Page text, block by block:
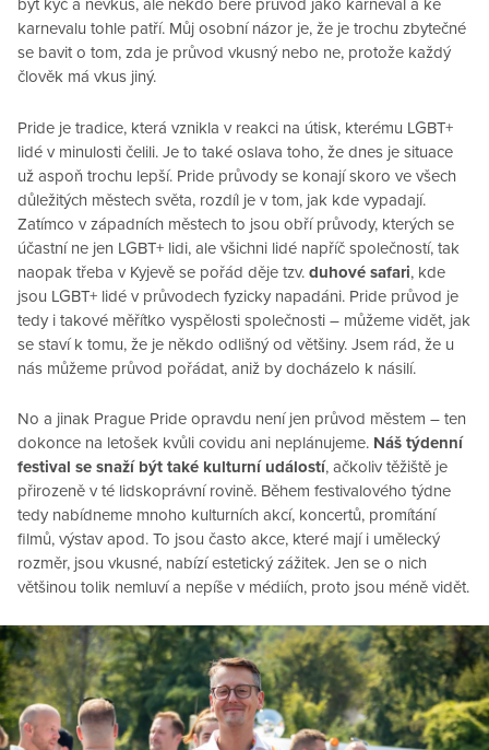
být kýč a nevkus, ale někdo bere průvod jako karneval a ke
karnevalu tohle patří. Můj osobní názor je, že je trochu zbytečné
se bavit o tom, zda je průvod vkusný nebo ne, protože každý
člověk má vkus jiný.
Pride je tradice, která vznikla v reakci na útisk, kterému LGBT+
lidé v minulosti čelili. Je to také oslava toho, že dnes je situace
už aspoň trochu lepší. Pride průvody se konají skoro ve všech
důležitých městech světa, rozdíl je v tom, jak kde vypadají.
Zatímco v západních městech to jsou obří průvody, kterých se
účastní ne jen LGBT+ lidi, ale všichni lidé napříč společností, tak
naopak třeba v Kyjevě se pořád děje tzv. duhové safari, kde
jsou LGBT+ lidé v průvodech fyzicky napadáni. Pride průvod je
tedy i takové měřítko vyspělosti společnosti – můžeme vidět, jak
se staví k tomu, že je někdo odlišný od většiny. Jsem rád, že u
nás můžeme průvod pořádat, aniž by docházelo k násilí.
No a jinak Prague Pride opravdu není jen průvod městem – ten
dokonce na letošek kvůli covidu ani neplánujeme. Náš týdenní
festival se snaží být také kulturní událostí, ačkoliv těžiště je
přirozeně v té lidskoprávní rovině. Během festivalového týdne
tedy nabídneme mnoho kulturních akcí, koncertů, promítání
filmů, výstav apod. To jsou často akce, které mají i umělecký
rozměr, jsou vkusné, nabízí estetický zážitek. Jen se o nich
většinou tolik nemluví a nepíše v médiích, proto jsou méně vidět.